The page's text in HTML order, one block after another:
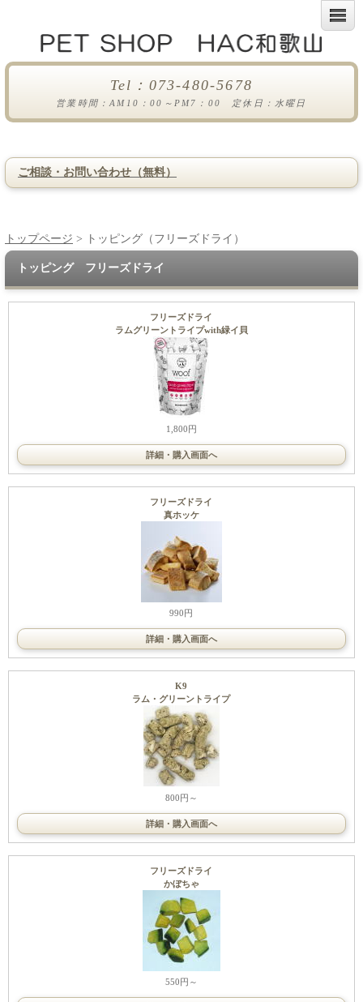
Tel：073-480-5678
営業時間：AM10：00～PM7：00 定休日：水曜日
ご相談・お問い合わせ（無料）
トップページ > トッピング（フリーズドライ）
トッピング フリーズドライ
フリーズドライ
ラムグリーントライプwith緑イ貝
1,800円
詳細・購入画面へ
フリーズドライ
真ホッケ
990円
詳細・購入画面へ
K9
ラム・グリーントライプ
800円～
詳細・購入画面へ
フリーズドライ
かぼちゃ
550円～